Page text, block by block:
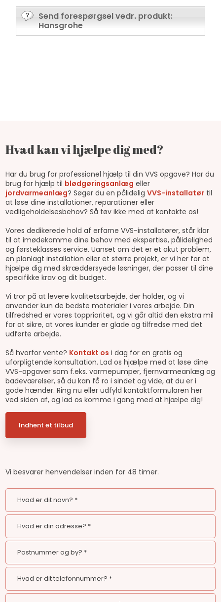
Send forespørgsel vedr. produkt:
Hansgrohe
Hvad kan vi hjælpe dig med?
Har du brug for professionel hjælp til din VVS opgave? Har du
brug for hjælp til blødgøringsanlæg eller
jordvarmeanlæg? Søger du en pålidelig VVS-installatørtil
at løse dine installationer, reparationer eller
vedligeholdelsesbehov? Så tøv ikke med at kontakte os!
Vores dedikerede hold af erfarne VVS-installatører, står klar
til at imødekomme dine behov med ekspertise, pålidelighed
og førsteklasses service. Uanset om det er et akut problem,
en planlagt installation eller et større projekt, er vi her for at
hjælpe dig med skræddersyede løsninger, der passer til dine
specifikke krav og dit budget.
Vi tror på at levere kvalitetsarbejde, der holder, og vi
anvender kun de bedste materialer i vores arbejde. Din
tilfredshed er vores topprioritet, og vi går altid den ekstra mil
for at sikre, at vores kunder er glade og tilfredse med det
udførte arbejde.
Så hvorfor vente? Kontakt os i dag for en gratis og
uforpligtende konsultation. Lad os hjælpe med at løse dine
VVS-opgaver som f.eks. varmepumper, fjernvarmeanlæg og
badeværelser, så du kan få ro i sindet og vide, at du er i
gode hænder. Ring nu eller udfyld kontaktformularen her
ved siden af, og lad os komme i gang med at hjælpe dig!
Indhent et tilbud
Vi besvarer henvendelser inden for 48 timer.​​